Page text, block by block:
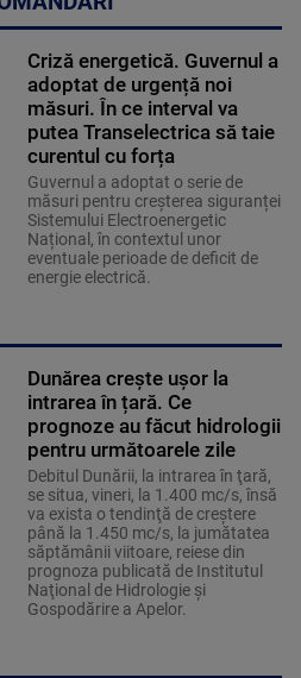
Criză energetică. Guvernul a
adoptat de urgență noi
măsuri. În ce interval va
putea Transelectrica să taie
curentul cu forța
Guvernul a adoptat o serie de
măsuri pentru creșterea siguranței
Sistemului Electroenergetic
Național, în contextul unor
eventuale perioade de deficit de
energie electrică.
Dunărea crește ușor la
intrarea în țară. Ce
prognoze au făcut hidrologii
pentru următoarele zile
Debitul Dunării, la intrarea în ţară,
se situa, vineri, la 1.400 mc/s, însă
va exista o tendinţă de creştere
până la 1.450 mc/s, la jumătatea
săptămânii viitoare, reiese din
prognoza publicată de Institutul
Naţional de Hidrologie şi
Gospodărire a Apelor.